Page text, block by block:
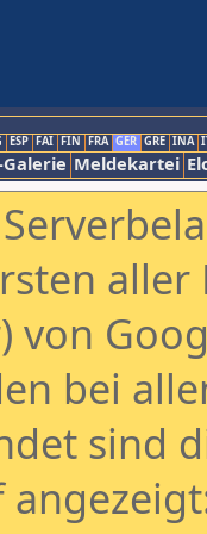
ESP FAI FIN FRA GER GRE INA
Galerie Meldekartei
aller
von
bei
sind